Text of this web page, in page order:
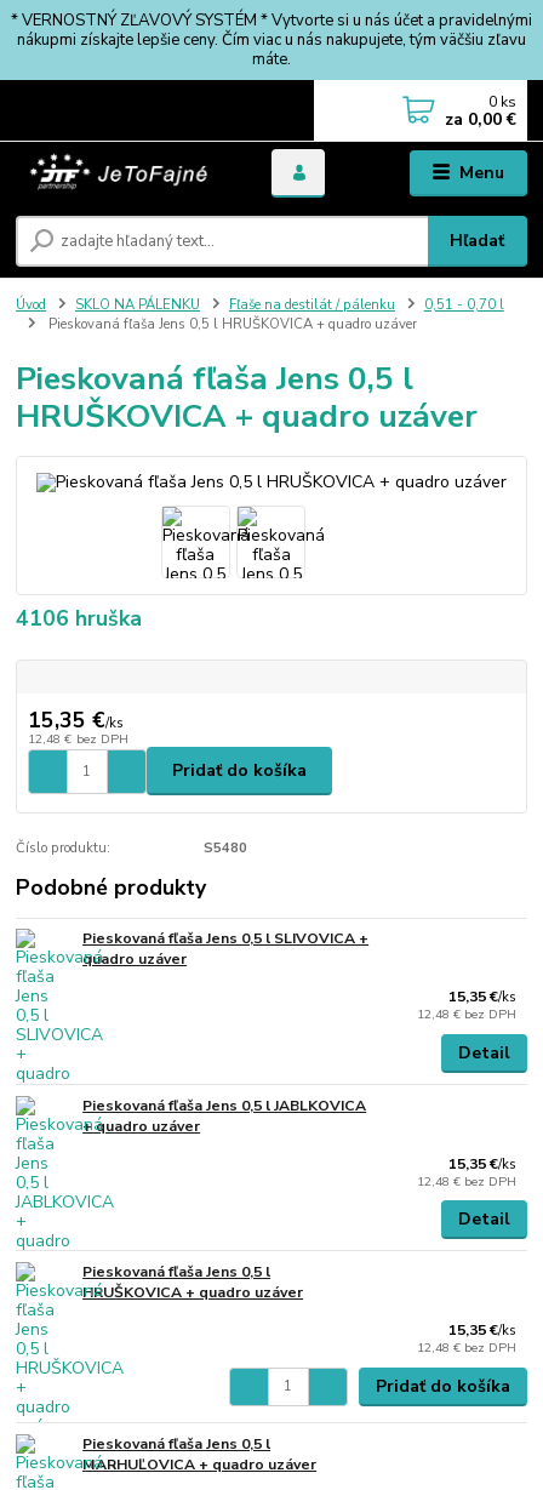
* VERNOSTNÝ ZĽAVOVÝ SYSTÉM * Vytvorte si u nás účet a pravidelnými
nákupmi získajte lepšie ceny. Čím viac u nás nakupujete, tým väčšiu zľavu
máte.
Menu
Hľadať
0 ks
za 0,00 €
Úvod SKLO NA PÁLENKU Fľaše na destilát / pálenku
0,51 - 0,70 l
Pieskovaná fľaša Jens 0,5 l HRUŠKOVICA + quadro uzáver
Pieskovaná fľaša Jens 0,5 l
HRUŠKOVICA + quadro uzáver
4106 hruška
15,35 €/ks
12,48 € bez DPH
Pridať do košíka
Číslo produktu: S5480
Podobné produkty
Pieskovaná fľaša Jens 0,5 l SLIVOVICA +
quadro uzáver
15,35 €/ks
12,48 € bez DPH
Detail
Pieskovaná fľaša Jens 0,5 l JABLKOVICA
+ quadro uzáver
15,35 €/ks
12,48 € bez DPH
Detail
Pieskovaná fľaša Jens 0,5 l
HRUŠKOVICA + quadro uzáver
15,35 €/ks
12,48 € bez DPH
Pridať do košíka
Pieskovaná fľaša Jens 0,5 l
MARHUĽOVICA + quadro uzáver